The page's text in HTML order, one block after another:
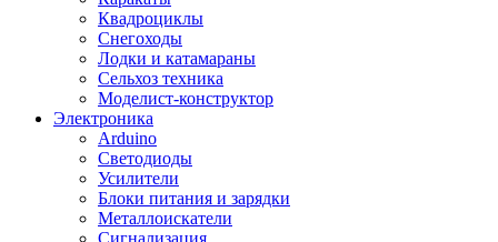
Квадроциклы
Снегоходы
Лодки и катамараны
Сельхоз техника
Моделист-конструктор
Электроника
Arduino
Светодиоды
Усилители
Блоки питания и зарядки
Металлоискатели
Сигнализация